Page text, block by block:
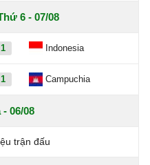
6 - 07/08
Indonesia
Campuchia
- 06/08
trận đấu